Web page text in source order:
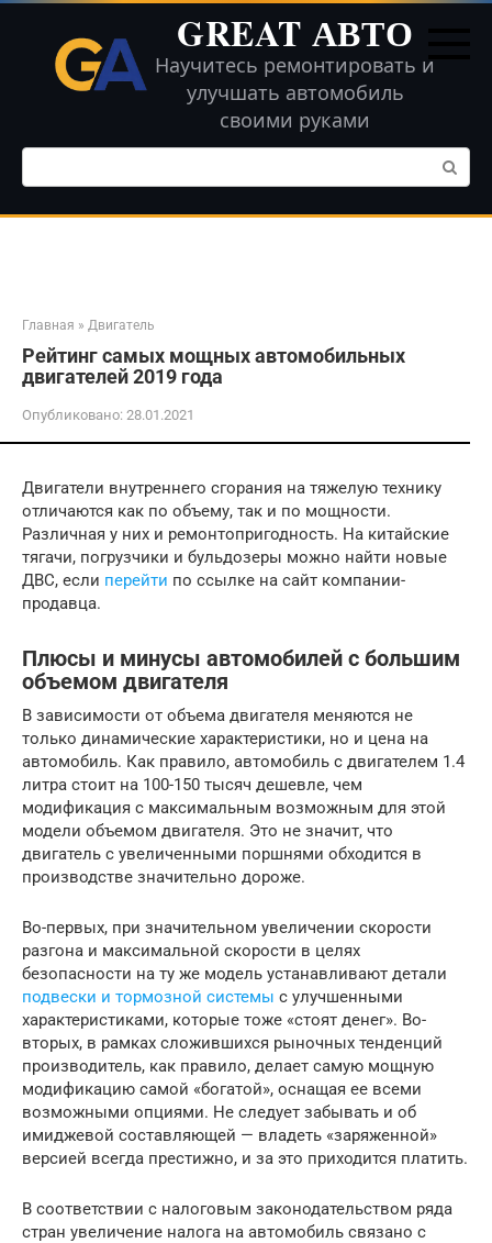
Перейти
контенту
GREAT АВТО
Научитесь ремонтировать и
улучшать автомобиль
своими руками
Поиск:
Главная » Двигатель
Рейтинг самых мощных автомобильных
двигателей 2019 года
Опубликовано: 28.01.2021
Двигатели внутреннего сгорания на тяжелую технику
отличаются как по объему, так и по мощности.
Различная у них и ремонтопригодность. На китайские
тягачи, погрузчики и бульдозеры можно найти новые
ДВС, если перейти по ссылке на сайт компании-
продавца.
Плюсы и минусы автомобилей с большим
объемом двигателя
В зависимости от объема двигателя меняются не
только динамические характеристики, но и цена на
автомобиль. Как правило, автомобиль с двигателем 1.4
литра стоит на 100-150 тысяч дешевле, чем
модификация с максимальным возможным для этой
модели объемом двигателя. Это не значит, что
двигатель с увеличенными поршнями обходится в
производстве значительно дороже.
Во-первых, при значительном увеличении скорости
разгона и максимальной скорости в целях
безопасности на ту же модель устанавливают детали
подвески и тормозной системы с улучшенными
характеристиками, которые тоже «стоят денег». Во-
вторых, в рамках сложившихся рыночных тенденций
производитель, как правило, делает самую мощную
модификацию самой «богатой», оснащая ее всеми
возможными опциями. Не следует забывать и об
имиджевой составляющей — владеть «заряженной»
версией всегда престижно, и за это приходится платить.
В соответствии с налоговым законодательством ряда
стран увеличение налога на автомобиль связано с